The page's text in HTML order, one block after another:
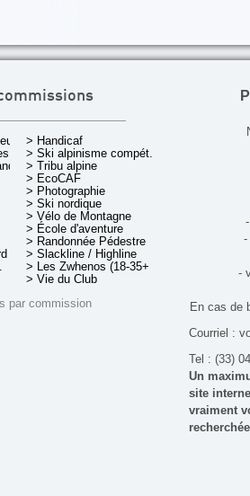
> Handicaf
> Ski alpinisme compét.
> Tribu alpine
> EcoCAF
> Photographie
> Ski nordique
> Vélo de Montagne
> École d'aventure
> Randonnée Pédestre
> Slackline / Highline
> Les Zwhenos (18-35+ ans)
> Vie du Club
par commission
-
-
En cas de
Courriel :
Tel : (33)
Un
site
vraiment